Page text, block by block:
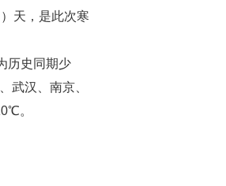
天，是此次寒
历史同期少
武汉、南京、
。